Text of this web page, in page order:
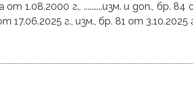
1.08.2000 г., ..........изм. и доп., бр. 84
17.06.2025 г., изм., бр. 81 от 3.10.2025